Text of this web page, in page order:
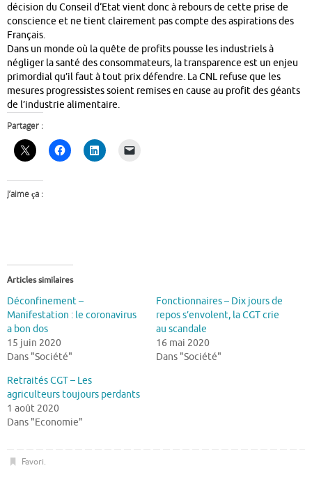
décision du Conseil d‘Etat vient donc à rebours de cette prise de
conscience et ne tient clairement pas compte des aspirations des
Français.
Dans un monde où la quête de profits pousse les industriels à
négliger la santé des consommateurs, la transparence est un enjeu
primordial qu’il faut à tout prix défendre. La CNL refuse que les
mesures progressistes soient remises en cause au profit des géants
de l’industrie alimentaire.
Partager :
J’aime ça :
Articles similaires
Déconfinement –
Manifestation : le coronavirus
a bon dos
15 juin 2020
Dans "Société"
Fonctionnaires – Dix jours de
repos s’envolent, la CGT crie
au scandale
16 mai 2020
Dans "Société"
Retraités CGT – Les
agriculteurs toujours perdants
1 août 2020
Dans "Economie"
Favori.